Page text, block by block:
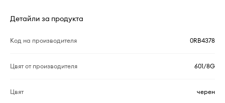
Детайли за продукта
Код на производителя 0RB4378
Цвят от производителя 601/8G
Цвят черен